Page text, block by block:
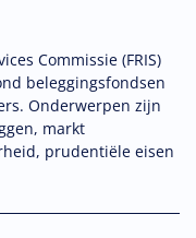
Commissie (FRIS)
beleggingsfondsen
Onderwerpen zijn
markt
prudentiële eisen